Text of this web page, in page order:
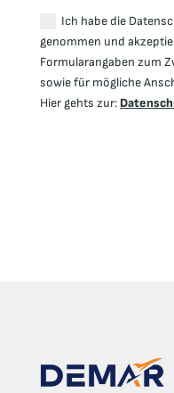
Ich habe die
genommen und
Formularangaben zum
sowie für mögliche
Hier gehts zur: